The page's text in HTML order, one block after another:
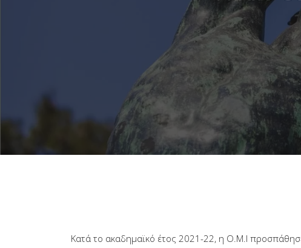
Κατά το ακαδημαϊκό έτος 2021-22, η Ο.Μ.Ι